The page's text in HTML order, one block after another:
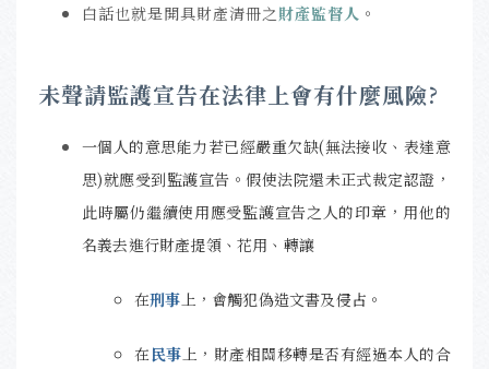
白話也就是開具財產清冊之 財產監督人 。
未聲請監護宣告在法律上會有什麼風險?
一個人的意思能力若已經嚴重欠缺(無法接收、表達意
思)就應受到監護宣告。假使法院還未正式裁定認證，
此時屬仍繼續使用應受監護宣告之人的印章，用他的
名義去進行財產提領、花用、轉讓
在刑事 上，會觸犯偽造文書及侵占。
在 民事 上，財產相關移轉是否有經過本人的合